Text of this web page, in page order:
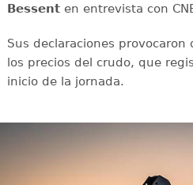
Bessenten entrevista con
Sus declaraciones
los precios del crudo, que
inicio de la jornada.